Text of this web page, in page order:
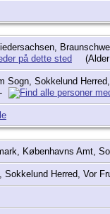
Sogn, Sokkelund
Københavns Amt,
Sokkelund Herred, Vor